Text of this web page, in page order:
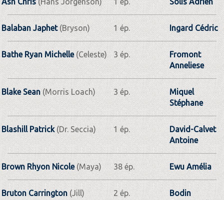
Balaban Japhet(Bryson) 1 ép. Ingard Cédric
Bathe Ryan Michelle(Celeste) 3 ép.
Fromont
Anneliese
Blake Sean(Morris Loach) 3 ép.
Miquel
Stéphane
Blashill Patrick(Dr. Seccia) 1 ép.
David-Calvet
Antoine
Brown Rhyon Nicole(Maya) 38 ép. Ewu Amélia
Bruton Carrington(Jill) 2 ép.
Bodin